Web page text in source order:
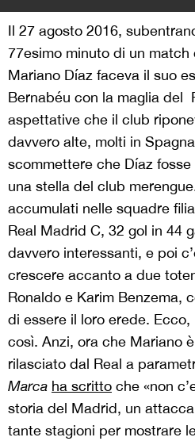
Il 27 agosto 2016,
77esimo minuto di un match
Mariano Díaz faceva il suo
Bernabéu con la maglia del
aspettative che il club
davvero alte, molti in
scommettere che Díaz
una stella del club
accumulati nelle squadre
Real Madrid C, 32 gol in 44
davvero interessanti, e poi
crescere accanto a due
Ronaldo e Karim Benzema,
di essere il loro erede.
così. Anzi, ora che Mariano
rilasciato dal Real a
Marca ha scritto che «non
storia del Madrid, un
tante stagioni per mostrare